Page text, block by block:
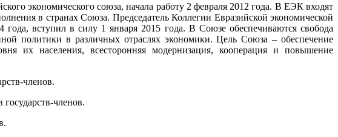
экономического союза, начала работу 2 февраля 2012 года. В ЕЭК входят
в странах Союза. Председатель Коллегии Евразийской экономической
вступил в силу 1 января 2015 года. В Союзе обеспечиваются свобода
политики в различных отраслях экономики. Цель Союза – обеспечение
их населения, всесторонняя модернизация, кооперация и повышение
членов.
членов.